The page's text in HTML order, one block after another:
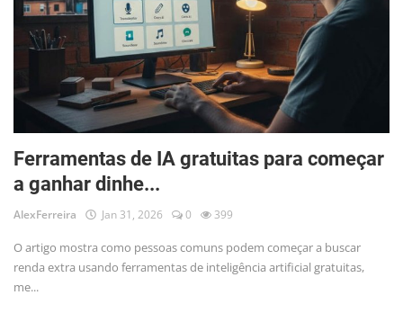
História
Esportes
Fotos
Contato
Doe
Ferramentas de IA gratuitas para começar
a ganhar dinhe...
AlexFerreira Jan 31, 2026 0 399
O artigo mostra como pessoas comuns podem começar a buscar
renda extra usando ferramentas de inteligência artificial gratuitas,
me...